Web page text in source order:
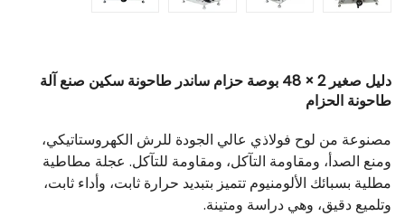
دليل صغير 2 × 48 بوصة حزام ساندر طاحونة سكين صنع آلة
طاحونة الحزام
مصنوعة من لوح فولاذي عالي الجودة للرش الكهروستاتيكي،
ومنع الصدأ، ومقاومة التآكل، ومقاومة للتآكل. عجلة مطاطية
مطلية بسبائك الألومنيوم تتميز بتبديد حرارة ثابت، وأداء ثابت،
وتلميع دقيق، وهي دراسة ومتينة.